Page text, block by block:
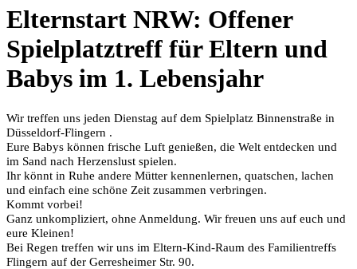
Elternstart NRW: Offener
Spielplatztreff für Eltern und
Babys im 1. Lebensjahr
Wir treffen uns jeden Dienstag auf dem Spielplatz Binnenstraße in
Düsseldorf-Flingern .
Eure Babys können frische Luft genießen, die Welt entdecken und
im Sand nach Herzenslust spielen.
Ihr könnt in Ruhe andere Mütter kennenlernen, quatschen, lachen
und einfach eine schöne Zeit zusammen verbringen.
Kommt vorbei!
Ganz unkompliziert, ohne Anmeldung. Wir freuen uns auf euch und
eure Kleinen!
Bei Regen treffen wir uns im Eltern-Kind-Raum des Familientreffs
Flingern auf der Gerresheimer Str. 90.